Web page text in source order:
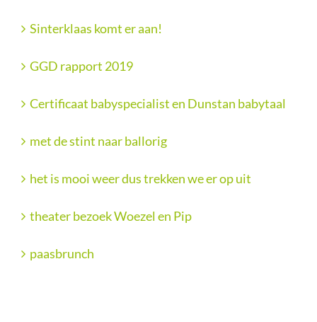
Sinterklaas komt er aan!
GGD rapport 2019
Certificaat babyspecialist en Dunstan babytaal
met de stint naar ballorig
het is mooi weer dus trekken we er op uit
theater bezoek Woezel en Pip
paasbrunch